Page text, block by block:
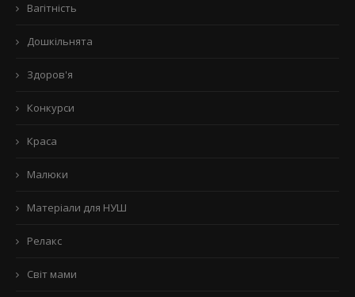
Вагітність
Дошкільнята
Здоров'я
Конкурси
Краса
Малюки
Матеріали для НУШ
Релакс
Світ мами